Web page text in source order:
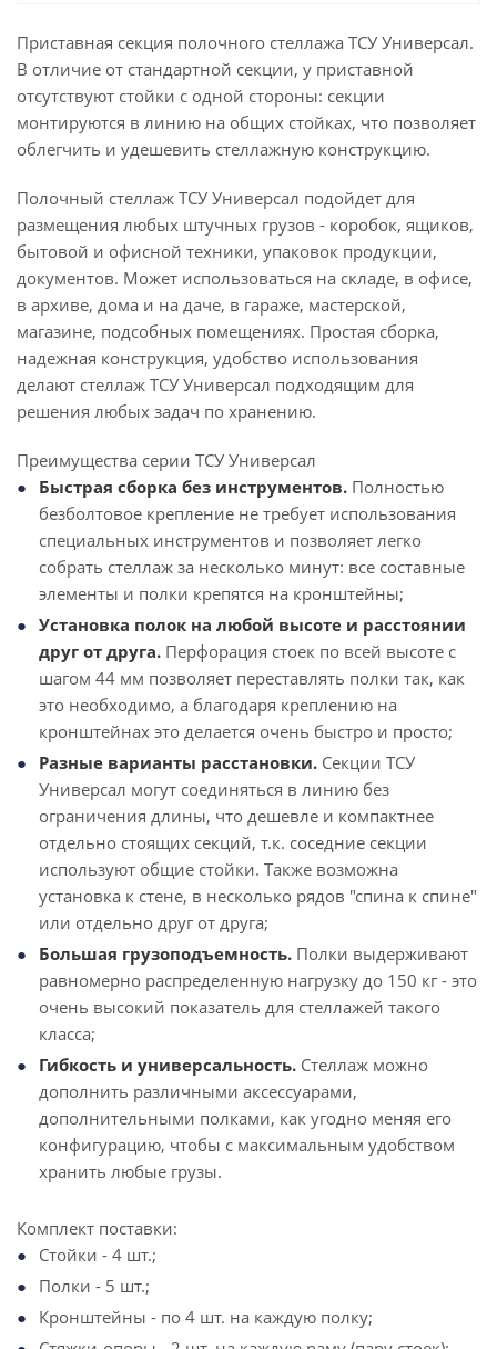
Приставная секция полочного стеллажа ТСУ Универсал.
В отличие от стандартной секции, у приставной
отсутствуют стойки с одной стороны: секции
монтируются в линию на общих стойках, что позволяет
облегчить и удешевить стеллажную конструкцию.
Полочный стеллаж ТСУ Универсал подойдет для
размещения любых штучных грузов - коробок, ящиков,
бытовой и офисной техники, упаковок продукции,
документов. Может использоваться на складе, в офисе,
в архиве, дома и на даче, в гараже, мастерской,
магазине, подсобных помещениях. Простая сборка,
надежная конструкция, удобство использования
делают стеллаж ТСУ Универсал подходящим для
решения любых задач по хранению.
Преимущества серии ТСУ Универсал
Быстрая сборка без инструментов. Полностью
безболтовое крепление не требует использования
специальных инструментов и позволяет легко
собрать стеллаж за несколько минут: все составные
элементы и полки крепятся на кронштейны;
Установка полок на любой высоте и расстоянии
друг от друга. Перфорация стоек по всей высоте с
шагом 44 мм позволяет переставлять полки так, как
это необходимо, а благодаря креплению на
кронштейнах это делается очень быстро и просто;
Разные варианты расстановки. Секции ТСУ
Универсал могут соединяться в линию без
ограничения длины, что дешевле и компактнее
отдельно стоящих секций, т.к. соседние секции
используют общие стойки. Также возможна
установка к стене, в несколько рядов "спина к спине"
или отдельно друг от друга;
Большая грузоподъемность. Полки выдерживают
равномерно распределенную нагрузку до 150 кг - это
очень высокий показатель для стеллажей такого
класса;
Гибкость и универсальность. Стеллаж можно
дополнить различными аксессуарами,
дополнительными полками, как угодно меняя его
конфигурацию, чтобы с максимальным удобством
хранить любые грузы.
Комплект поставки:
Стойки - 4 шт.;
Полки - 5 шт.;
Кронштейны - по 4 шт. на каждую полку;